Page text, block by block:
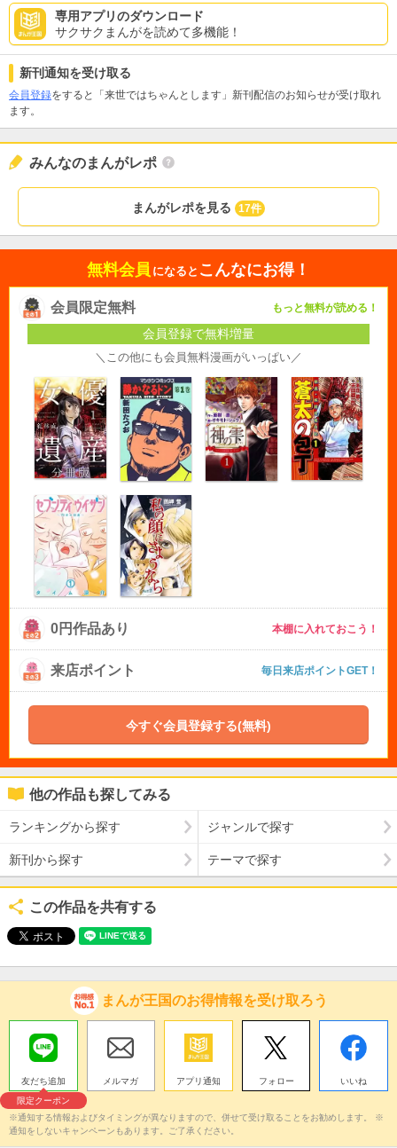
専用アプリのダウンロード
サクサクまんがを読めて多機能！
新刊通知を受け取る
会員登録をすると「来世ではちゃんとします」新刊配信のお知らせが受け取れ
ます。
みんなのまんがレポ
まんがレポを見る 17件
無料会員 になると こんなにお得！
会員限定無料 もっと無料が読める！
会員登録で無料増量
＼この他にも会員無料漫画がいっぱい／
0円作品あり 本棚に入れておこう！
来店ポイント 毎日来店ポイントGET！
今すぐ会員登録する(無料)
他の作品も探してみる
ランキングから探す ジャンルで探す
新刊から探す テーマで探す
この作品を共有する
まんが王国のお得情報を受け取ろう
友だち追加
限定クーポン
メルマガ アプリ通知 フォロー いいね
※通知する情報およびタイミングが異なりますので、併せて受け取ることをお勧めします。 ※
通知をしないキャンペーンもあります。ご了承ください。